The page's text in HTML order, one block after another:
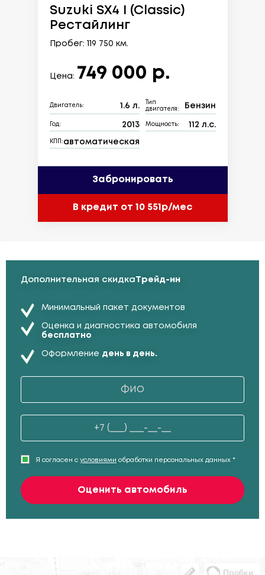
Suzuki SX4 I (Classic)
Рестайлинг
Пробег: 119 750 км.
Цена: 749 000 р.
Двигатель: 1.6 л.
Тип
двигателя:
Бензин
Год: 2013 Мощность: 112 л.с.
КПП: автоматическая
Забронировать
В кредит от 10 551р/мес
Дополнительная скидкаТрейд-ин
Минимальный пакет документов
Оценка и диагностика автомобиля
бесплатно
Оформление день в день.
Я согласен с условиями обработки персональных данных *
Оценить автомобиль